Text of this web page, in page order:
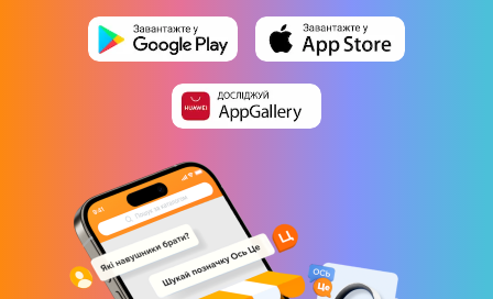
Ємність батареї
48 В/7.5 Ач